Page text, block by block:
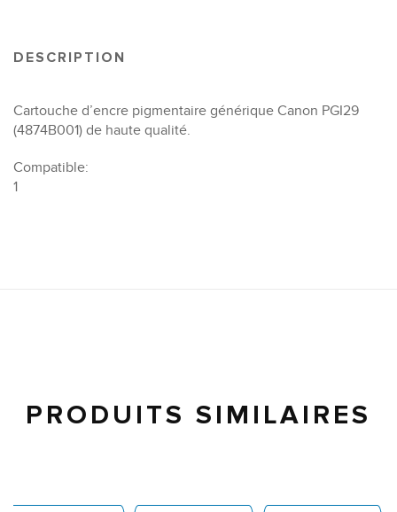
DESCRIPTION
Cartouche d’encre pigmentaire générique Canon PGI29
(4874B001) de haute qualité.
Compatible:
1
PRODUITS SIMILAIRES